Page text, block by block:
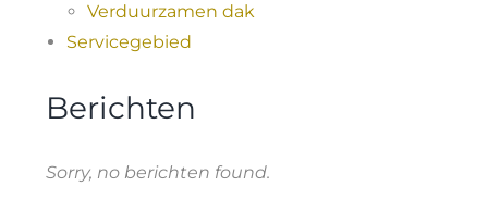
Verduurzamen dak
Servicegebied
Berichten
Sorry, no berichten found.